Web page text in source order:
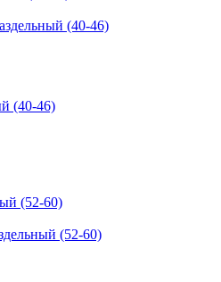
(40-46)
(40-46)
(52-60)